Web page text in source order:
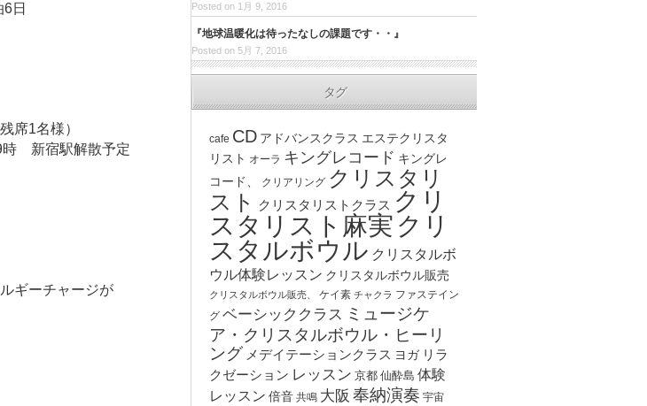
日
席1名様）
新宿駅解散予定
ギーチャージが
Posted on 1月 9, 2016
『地球温暖化は待ったなしの課題です・・』
Posted on 5月 7, 2016
タグ
cafe CD アドバンスクラス エステクリスタ
リスト オーラ キングレコード キングレ
コード、
クリアリング クリスタリ
スト
クリスタリストクラス クリ
スタリスト麻実 クリ
スタルボウル クリスタルボ
ウル体験レッスン クリスタルボウル販売
クリスタルボウル販売、 ケイ素 チャクラ ファステイン
グ ベーシッククラス ミュージケ
ア・クリスタルボウル・ヒーリ
ング メデイテーションクラス ヨガ リラ
クゼーション レッスン 京都 仙酔島 体験
レッスン 倍音 共鳴 大阪 奉納演奏 宇宙